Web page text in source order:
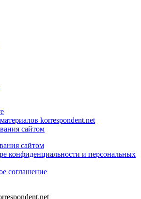
korrespondent.net
сайтом
сайтом
конфиденциальности и персональных
соглашение